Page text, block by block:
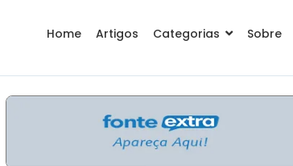
Home Artigos Categorias Sobre